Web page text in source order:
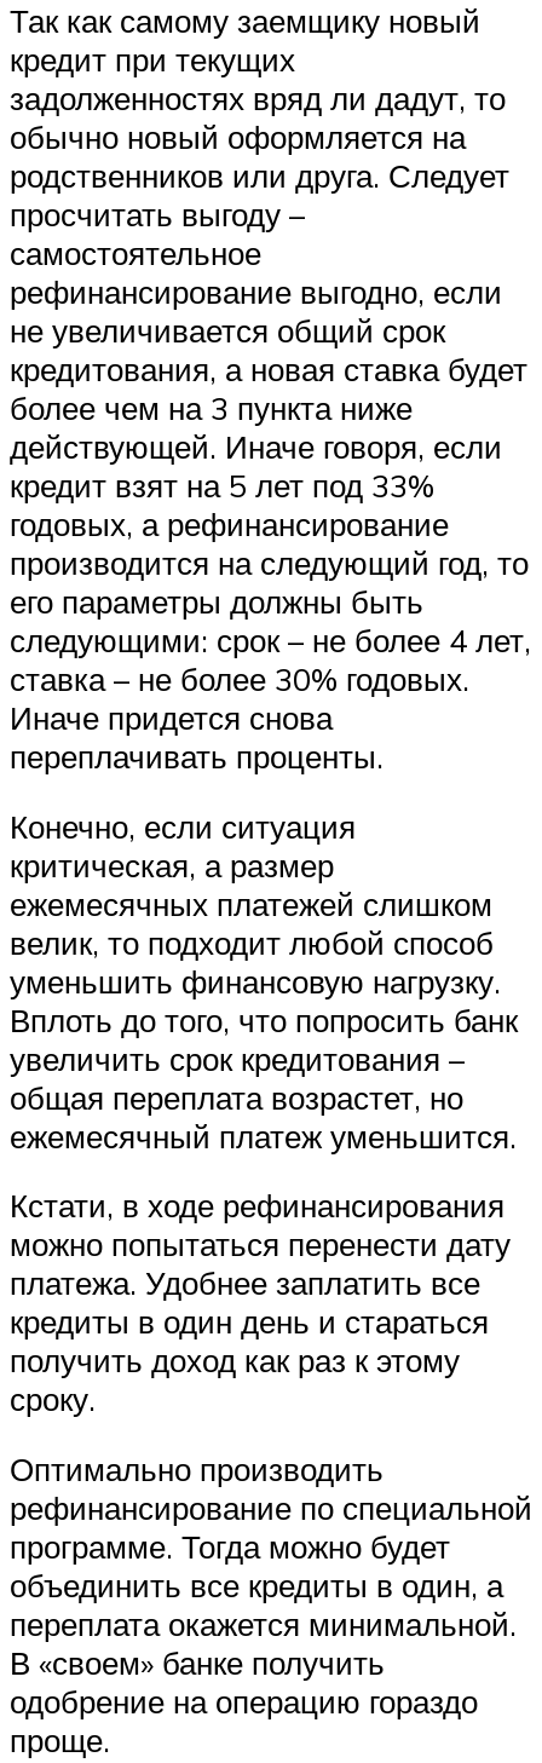
Так как самому заемщику новый
кредит при текущих
задолженностях вряд ли дадут, то
обычно новый оформляется на
родственников или друга. Следует
просчитать выгоду –
самостоятельное
рефинансирование выгодно, если
не увеличивается общий срок
кредитования, а новая ставка будет
более чем на 3 пункта ниже
действующей. Иначе говоря, если
кредит взят на 5 лет под 33%
годовых, а рефинансирование
производится на следующий год, то
его параметры должны быть
следующими: срок – не более 4 лет,
ставка – не более 30% годовых.
Иначе придется снова
переплачивать проценты.
Конечно, если ситуация
критическая, а размер
ежемесячных платежей слишком
велик, то подходит любой способ
уменьшить финансовую нагрузку.
Вплоть до того, что попросить банк
увеличить срок кредитования –
общая переплата возрастет, но
ежемесячный платеж уменьшится.
Кстати, в ходе рефинансирования
можно попытаться перенести дату
платежа. Удобнее заплатить все
кредиты в один день и стараться
получить доход как раз к этому
сроку.
Оптимально производить
рефинансирование по специальной
программе. Тогда можно будет
объединить все кредиты в один, а
переплата окажется минимальной.
В «своем» банке получить
одобрение на операцию гораздо
проще.